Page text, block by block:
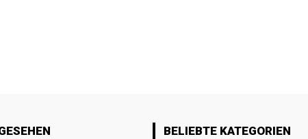
BELIEBTE KATEGORIEN